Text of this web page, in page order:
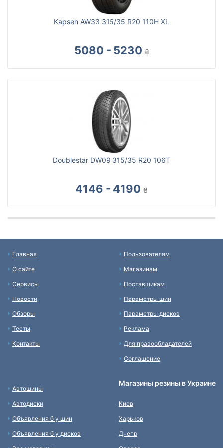
Kapsen AW33 315/35 R20 110H XL
5080 - 5230 ₴
Doublestar DW09 315/35 R20 106T
4146 - 4190 ₴
Главная
О сайте
Сервисы
Новости
Обзоры
Тесты
Контакты
Пользователям
Магазинам
Поставщикам
Параметры шин
Параметры дисков
Реклама
Для правообладателей
Соглашение
Автошины
Автодиски
Объявления б у шин
Объявления б у дисков
Магазины резины в Украине
Киев
Харьков
Днепр